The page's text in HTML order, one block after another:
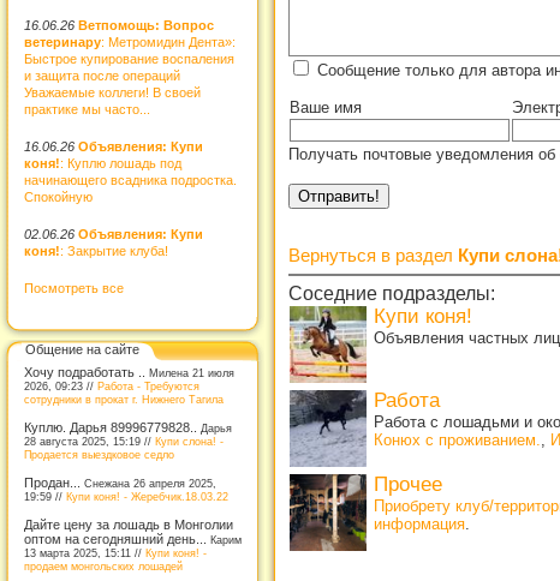
16.06.26 Ветпомощь: Вопрос
ветеринару: Метромидин Дента»:
Быстрое купирование воспаления
и защита после операций
Уважаемые коллеги! В своей
практике мы часто...
16.06.26 Объявления: Купи
коня!: Куплю лошадь под
начинающего всадника подростка.
Спокойную
02.06.26 Объявления: Купи
коня!: Закрытие клуба!
Посмотреть все
Общение на сайте
Хочу подработать .. Милена 21 июля
2026, 09:23 // Работа - Требуются
сотрудники в прокат г. Нижнего Тагила
Куплю. Дарья 89996779828..
Дарья
28 августа 2025, 15:19 // Купи слона! -
Продается выездковое седло
Продан... Снежана 26 апреля 2025,
19:59 // Купи коня! - Жеребчик.18.03.22
Дайте цену за лошадь в Монголии
оптом на сегодняшний день... Карим
13 марта 2025, 15:11 // Купи коня! -
продаем монгольских лошадей
Сообщение только для автора
Ваше имя
Получать почтовые уведомления об
Вернуться в раздел Купи
Соседние подразделы:
Купи коня!
Объявления частных
Работа
Работа с лошадьми и
Конюх с проживанием.,
Прочее
Приобрету клуб/
информация.